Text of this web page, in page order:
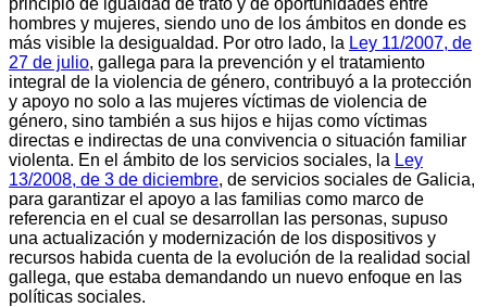
principio de igualdad de trato y de oportunidades entre
hombres y mujeres, siendo uno de los ámbitos en donde es
más visible la desigualdad. Por otro lado, la Ley 11/2007, de
27 de julio, gallega para la prevención y el tratamiento
integral de la violencia de género, contribuyó a la protección
y apoyo no solo a las mujeres víctimas de violencia de
género, sino también a sus hijos e hijas como víctimas
directas e indirectas de una convivencia o situación familiar
violenta. En el ámbito de los servicios sociales, la Ley
13/2008, de 3 de diciembre, de servicios sociales de Galicia,
para garantizar el apoyo a las familias como marco de
referencia en el cual se desarrollan las personas, supuso
una actualización y modernización de los dispositivos y
recursos habida cuenta de la evolución de la realidad social
gallega, que estaba demandando un nuevo enfoque en las
políticas sociales.